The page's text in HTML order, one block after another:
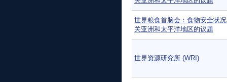
世界粮食首脑会：食物安全状
关亚洲和太平洋地区的议题
世界资源研究所 (WRI)